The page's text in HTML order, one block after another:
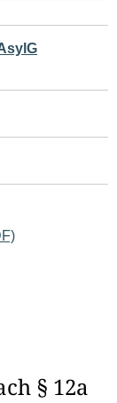
§ 12a